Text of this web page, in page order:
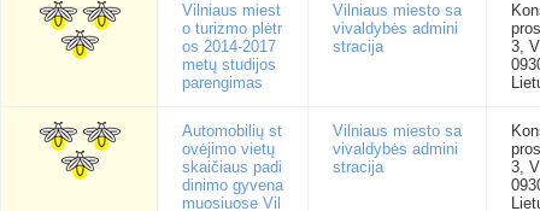
Vilniaus miest
o turizmo plėtr
os 2014-2017
metų studijos
parengimas
Vilniaus miesto sa
vivaldybės admini
stracija
3,
Automobilių st
ovėjimo vietų
skaičiaus padi
dinimo gyvena
muosiuose Vil
Vilniaus miesto sa
vivaldybės admini
stracija
3,